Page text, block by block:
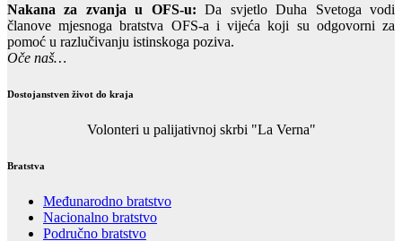
Nakana za zvanja u OFS-u: Da svjetlo Duha Svetoga vodi
članove mjesnoga bratstva OFS-a i vijeća koji su odgovorni za
pomoć u razlučivanju istinskoga poziva.
Oče naš…
Dostojanstven život do kraja
Volonteri u palijativnoj skrbi "La Verna"
Bratstva
Međunarodno bratstvo
Nacionalno bratstvo
Područno bratstvo